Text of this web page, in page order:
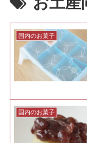
国内のお菓子
国内のお菓子